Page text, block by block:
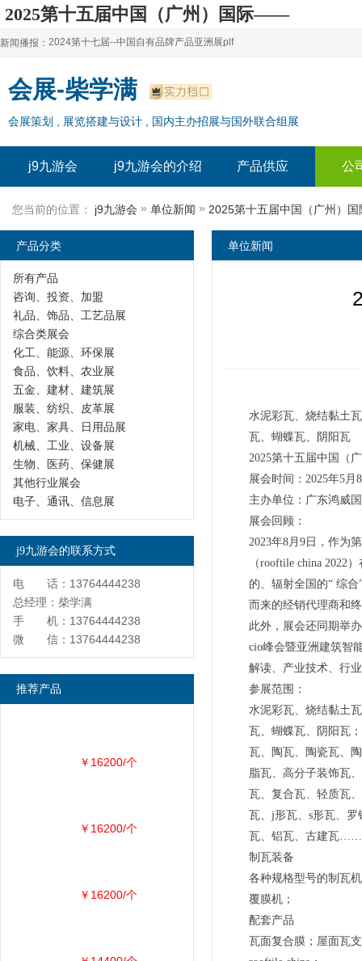
2025第十五届中国（广州）国际——
制瓦工业展览会-j9九游会
新闻播报：
2024上海自有品牌展--百货展|食品展 零售展|oem展
2024全球自有--品牌产品亚洲展（plf）
2024上海自有品牌展--2024上海oem 贴牌代加工展
2024第十七届--中国自有品牌产品亚洲展plf
2024全球自有--品牌产品亚洲展（plf）
2024年上海--第17届自有品牌展
会展-柴学满
会展策划 , 展览搭建与设计 , 国内主办招展与国外联合组展
j9九游会 j9九游会的介绍 产品供应 公
您当前的位置： j9九游会 » 单位新闻 » 2025第十五届中国（广州）
单位新闻
水泥彩瓦、烧结黏土
瓦、蝴蝶瓦、阴阳瓦
2025第十五届中国（
展会时间：2025年
主办单位：广东鸿威
展会回顾：
2023年8月9日，作为
（rooftile china 2022
的、辐射全国的“ 综
而来的经销代理商和
此外，展会还同期举
cio峰会暨亚洲建筑智
解读、产业技术、行
参展范围：
水泥彩瓦、烧结黏土
瓦、蝴蝶瓦、阴阳瓦
瓦、陶瓦、陶瓷瓦、
脂瓦、高分子装饰瓦
瓦、复合瓦、轻质瓦
瓦、j形瓦、s形瓦、
瓦、铝瓦、古建瓦……
制瓦装备
各种规格型号的制瓦
覆膜机；
配套产品
瓦面复合膜；屋面瓦
产品分类
所有产品
咨询、投资、加盟
礼品、饰品、工艺品展
综合类展会
化工、能源、环保展
食品、饮料、农业展
五金、建材、建筑展
服装、纺织、皮革展
家电、家具、日用品展
机械、工业、设备展
生物、医药、保健展
其他行业展会
电子、通讯、信息展
j9九游会的联系方式
电 话：13764444238
总经理：柴学满
手 机：13764444238
微 信：13764444238
推荐产品
￥16200/个
￥16200/个
￥16200/个